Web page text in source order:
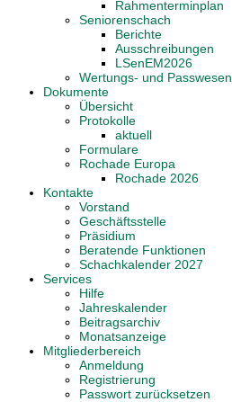
Rahmenterminplan
Seniorenschach
Berichte
Ausschreibungen
LSenEM2026
Wertungs- und Passwesen
Dokumente
Übersicht
Protokolle
aktuell
Formulare
Rochade Europa
Rochade 2026
Kontakte
Vorstand
Geschäftsstelle
Präsidium
Beratende Funktionen
Schachkalender 2027
Services
Hilfe
Jahreskalender
Beitragsarchiv
Monatsanzeige
Mitgliederbereich
Anmeldung
Registrierung
Passwort zurücksetzen